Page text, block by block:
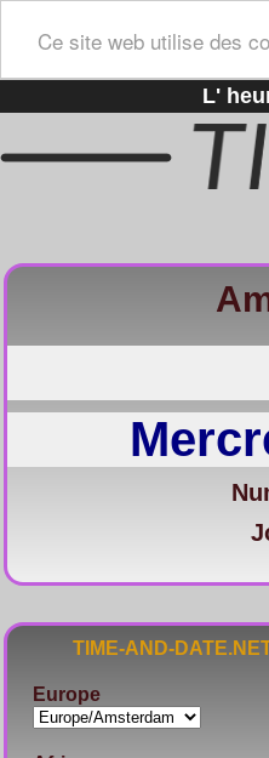
Ce site web utilise des
L'
TIME-AND-
Europe